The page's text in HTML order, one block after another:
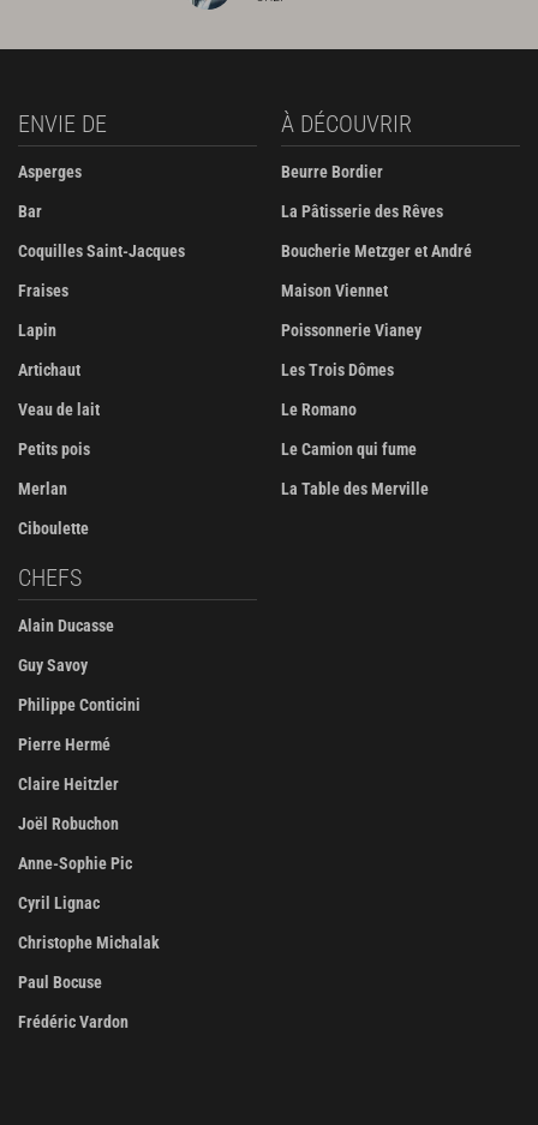
ENVIE DE
Asperges
Bar
Coquilles Saint-Jacques
Fraises
Lapin
Artichaut
Veau de lait
Petits pois
Merlan
Ciboulette
À DÉCOUVRIR
Beurre Bordier
La Pâtisserie des Rêves
Boucherie Metzger et André
Maison Viennet
Poissonnerie Vianey
Les Trois Dômes
Le Romano
Le Camion qui fume
La Table des Merville
CHEFS
Alain Ducasse
Guy Savoy
Philippe Conticini
Pierre Hermé
Claire Heitzler
Joël Robuchon
Anne-Sophie Pic
Cyril Lignac
Christophe Michalak
Paul Bocuse
Frédéric Vardon